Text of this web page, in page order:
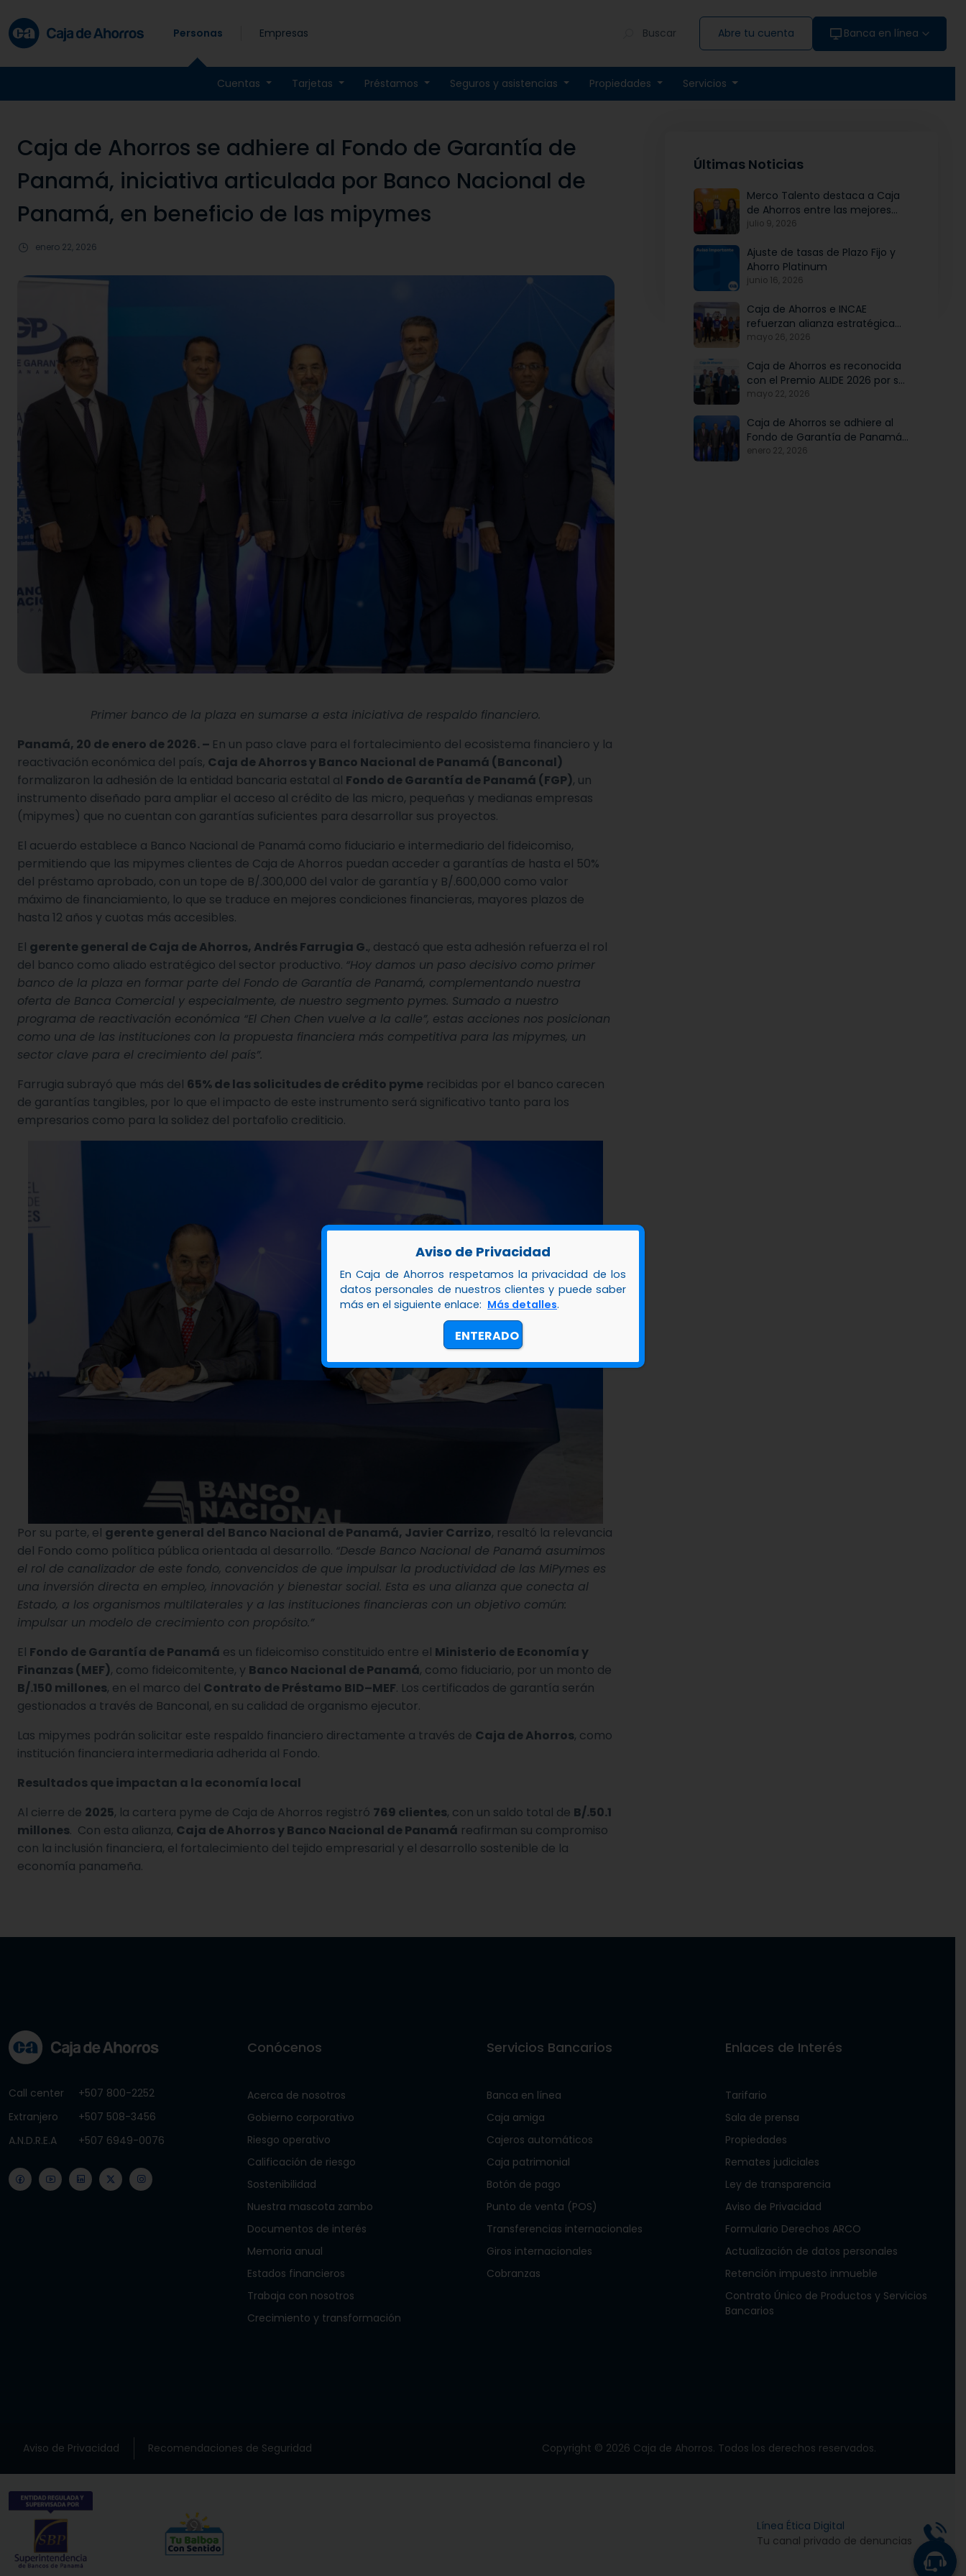
Personas
Cuentas Tarjetas Préstamos Seguros y asistencias Propiedades Servicios
Empresas Buscar Abre tu cuenta Banca en línea
Caja de Ahorros se adhiere al Fondo de Garantía de
Panamá, iniciativa articulada por Banco Nacional de
Panamá, en beneficio de las mipymes
enero 22, 2026
Primer banco de la plaza en sumarse a esta iniciativa de respaldo financiero.
Panamá, 20 de enero de 2026. – En un paso clave para el fortalecimiento del ecosistema financiero y la
reactivación económica del país, Caja de Ahorros y Banco Nacional de Panamá (Banconal)
formalizaron la adhesión de la entidad bancaria estatal al Fondo de Garantía de Panamá (FGP), un
instrumento diseñado para ampliar el acceso al crédito de las micro, pequeñas y medianas empresas
(mipymes) que no cuentan con garantías suficientes para desarrollar sus proyectos.
El acuerdo establece a Banco Nacional de Panamá como fiduciario e intermediario del fideicomiso,
permitiendo que las mipymes clientes de Caja de Ahorros puedan acceder a garantías de hasta el 50%
del préstamo aprobado, con un tope de B/.300,000 del valor de garantía y B/.600,000 como valor
máximo de financiamiento, lo que se traduce en mejores condiciones financieras, mayores plazos de
hasta 12 años y cuotas más accesibles.
El gerente general de Caja de Ahorros, Andrés Farrugia G., destacó que esta adhesión refuerza el rol
del banco como aliado estratégico del sector productivo. “Hoy damos un paso decisivo como primer
banco de la plaza en formar parte del Fondo de Garantía de Panamá, complementando nuestra
oferta de Banca Comercial y especialmente, de nuestro segmento pymes. Sumado a nuestro
programa de reactivación económica “El Chen Chen vuelve a la calle”, estas acciones nos posicionan
como una de las instituciones con la propuesta financiera más competitiva para las mipymes, un
sector clave para el crecimiento del país”.
Farrugia subrayó que más del 65% de las solicitudes de crédito pyme recibidas por el banco carecen
de garantías tangibles, por lo que el impacto de este instrumento será significativo tanto para los
empresarios como para la solidez del portafolio crediticio.
Por su parte, el gerente general del Banco Nacional de Panamá, Javier Carrizo, resaltó la relevancia
del Fondo como política pública orientada al desarrollo. “Desde Banco Nacional de Panamá asumimos
el rol de canalizador de este fondo, convencidos de que impulsar la productividad de las MiPymes es
una inversión directa en empleo, innovación y bienestar social. Esta es una alianza que conecta al
Estado, a los organismos multilaterales y a las instituciones financieras con un objetivo común:
impulsar un modelo de crecimiento con propósito.”
El Fondo de Garantía de Panamá es un fideicomiso constituido entre el Ministerio de Economía y
Finanzas (MEF), como fideicomitente, y Banco Nacional de Panamá, como fiduciario, por un monto de
B/.150 millones, en el marco del Contrato de Préstamo BID–MEF. Los certificados de garantía serán
gestionados a través de Banconal, en su calidad de organismo ejecutor.
Las mipymes podrán solicitar este respaldo financiero directamente a través de Caja de Ahorros, como
institución financiera intermediaria adherida al Fondo.
Resultados que impactan a la economía local
Al cierre de 2025, la cartera pyme de Caja de Ahorros registró 769 clientes, con un saldo total de B/.50.1
millones. Con esta alianza, Caja de Ahorros y Banco Nacional de Panamá reafirman su compromiso
con la inclusión financiera, el fortalecimiento del tejido empresarial y el desarrollo sostenible de la
economía panameña.
Últimas Noticias
Merco Talento destaca a Caja
de Ahorros entre las mejores
empresas para atraer y fidelizar
julio 9, 2026
Ajuste de tasas de Plazo Fijo y
Ahorro Platinum
junio 16, 2026
Caja de Ahorros e INCAE
refuerzan alianza estratégica
para potenciar el talento y la
mayo 26, 2026
Caja de Ahorros es reconocida
con el Premio ALIDE 2026 por su
Programa de Educación
mayo 22, 2026
Caja de Ahorros se adhiere al
Fondo de Garantía de Panamá,
iniciativa articulada por Banco
enero 22, 2026
Call center
+507 800-2252
Extranjero
+507 508-3456
A.N.D.R.E.A
+507 6949-0076
Conócenos
Acerca de nosotros
Gobierno corporativo
Riesgo operativo
Calificación de riesgo
Sostenibilidad
Nuestra mascota zambo
Documentos de interés
Memoria anual
Estados financieros
Trabaja con nosotros
Crecimiento y transformación
Servicios Bancarios
Banca en línea
Caja amiga
Cajeros automáticos
Caja patrimonial
Botón de pago
Punto de venta (POS)
Transferencias internacionales
Giros internacionales
Cobranzas
Enlaces de Interés
Tarifario
Sala de prensa
Propiedades
Remates judiciales
Ley de transparencia
Aviso de Privacidad
Formulario Derechos ARCO
Actualización de datos personales
Retención impuesto inmueble
Contrato Único de Productos y Servicios
Bancarios
Aviso de Privacidad Recomendaciones de Seguridad Copyright © 2026 Caja de Ahorros. Todos los derechos reservados.
Línea Ética Digital
Tu canal privado de denuncias
Aviso de Privacidad
En Caja de Ahorros respetamos la privacidad de los
datos personales de nuestros clientes y puede saber
más en el siguiente enlace: Más detalles.
ENTERADO